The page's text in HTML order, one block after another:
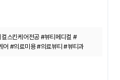
스킨케어전공 #뷰티메디컬 #
어 #의료미용 #의료뷰티 #뷰티과